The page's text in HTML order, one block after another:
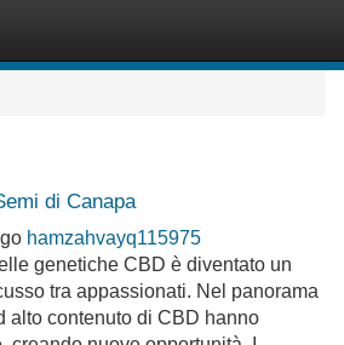
di Canapa
hamzahvayq115975
genetiche CBD è diventato un
tra appassionati. Nel panorama
alto contenuto di CBD hanno